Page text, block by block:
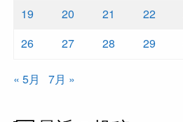
19
20 21 22
26
27 28 29
« 5月 7月 »